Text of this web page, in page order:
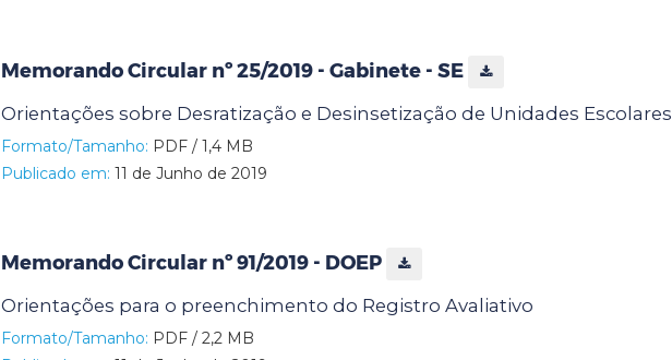
Memorando Circular nº 25/2019 - Gabinete - SE
Orientações sobre Desratização e Desinsetização de Unidades Escolares
Formato/Tamanho: PDF / 1,4 MB
Publicado em: 11 de Junho de 2019
Memorando Circular nº 91/2019 - DOEP
Orientações para o preenchimento do Registro Avaliativo
Formato/Tamanho: PDF / 2,2 MB